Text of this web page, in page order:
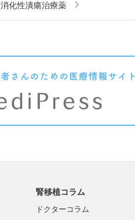
消化性潰瘍治療薬
腎移植コラム
ドクターコラム